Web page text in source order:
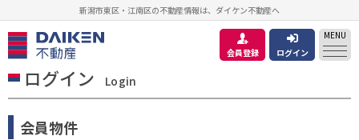
新潟市東区・江南区の不動産情報は、ダイケン不動産へ
会員登録 ログイン
MENU
ログイン Login
会員物件